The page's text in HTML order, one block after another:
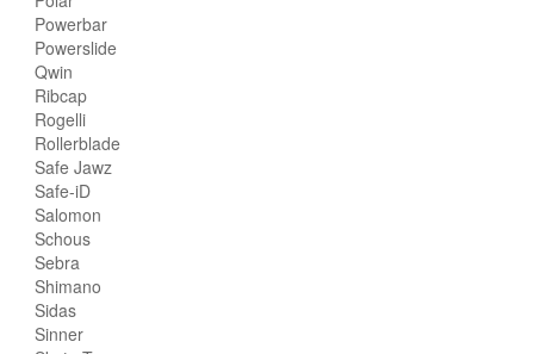
Powerbar
Powerslide
Qwin
Ribcap
Rogelli
Rollerblade
Safe Jawz
Safe-iD
Salomon
Schous
Sebra
Shimano
Sidas
Sinner